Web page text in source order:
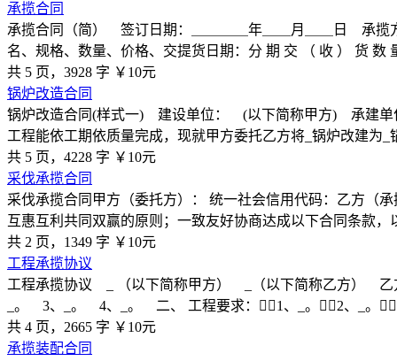
承揽合同
承揽合同（简） 签订日期：＿＿＿＿年＿＿月＿＿日 承
名、规格、数量、价格、交提货日期：分 期 交 （ 收 ） 货 数
共 5 页，3928 字 ￥10元
锅炉改造合同
锅炉改造合同(样式一) 建设单位： (以下简称甲方) 承建单
工程能依工期依质量完成，现就甲方委托乙方将_锅炉改建为_
共 5 页，4228 字 ￥10元
采伐承揽合同
采伐承揽合同甲方（委托方）： 统一社会信用代码：乙方（
互惠互利共同双赢的原则；一致友好协商达成以下合同条款，
共 2 页，1349 字 ￥10元
工程承揽协议
工程承揽协议 _ （以下简称甲方） _（以下简称乙方）
_。 3、_。 4、_。 二、 工程要求：￿￿1、_。￿￿2、_。
共 4 页，2665 字 ￥10元
承揽装配合同